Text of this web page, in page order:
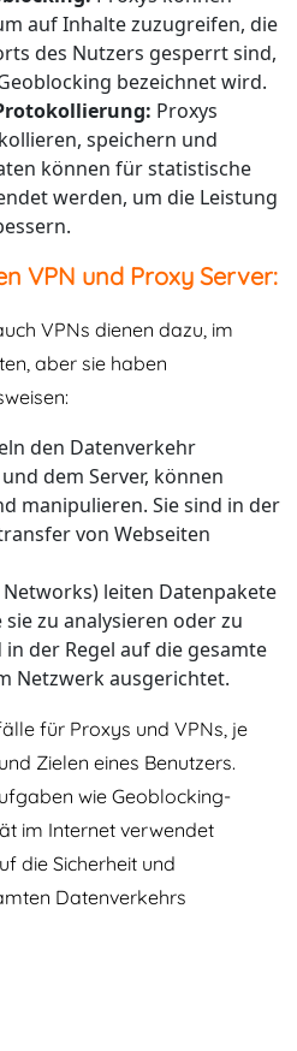
auf Inhalte zuzugreifen, die
des Nutzers gesperrt sind,
bezeichnet wird.
Proxys
speichern und
können für statistische
werden, um die Leistung
VPN und Proxy Server:
VPNs dienen dazu, im
aber sie haben
den Datenverkehr
dem Server, können
manipulieren. Sie sind in der
von Webseiten
leiten Datenpakete
zu analysieren oder zu
in der Regel auf die gesamte
Netzwerk ausgerichtet.
für Proxys und VPNs, je
Zielen eines Benutzers.
wie Geoblocking-
im Internet verwendet
die Sicherheit und
Datenverkehrs